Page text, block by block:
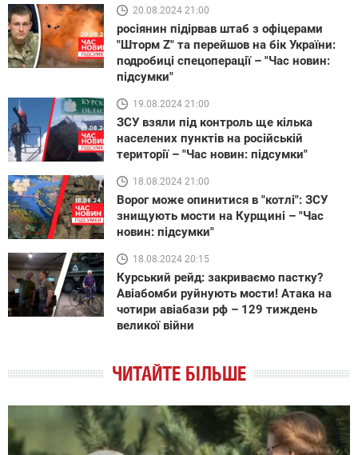
20.08.2024 21:00
росіянин підірвав штаб з офіцерами
"Шторм Z" та перейшов на бік України:
подробиці спецоперації – "Час новин:
підсумки"
19.08.2024 21:00
ЗСУ взяли під контроль ще кілька
населених пунктів на російській
території – "Час новин: підсумки"
18.08.2024 21:00
Ворог може опинитися в "котлі": ЗСУ
знищують мости на Курщині – "Час
новин: підсумки"
18.08.2024 20:15
Курський рейд: закриваємо пастку?
Авіабомби руйнують мости! Атака на
чотири авіабази рф – 129 тиждень
великої війни
ЧИТАЙТЕ БІЛЬШЕ